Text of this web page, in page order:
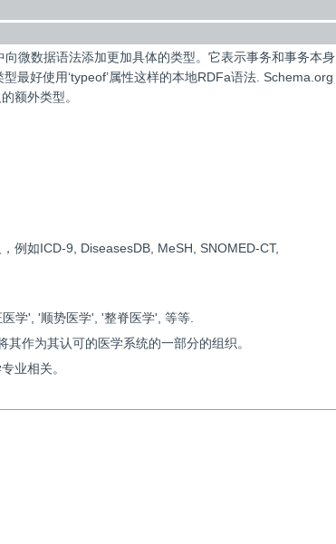
微数据语法添加更加具体的类型。它表示事务和事务本身
最好使用‘typeof’属性这样的本地RDFa语法. Schema.org
额外类型。
例如ICD-9, DiseasesDB, MeSH, SNOMED-CT,
学', '顺势医学', '整脊医学', 等等.
作为其认可的医学系统的一部分的组织。
业相关。